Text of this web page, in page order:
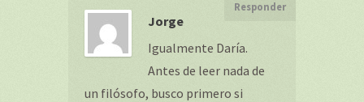
Jorge
Responder
Igualmente Daría.
Antes de leer nada de
un filósofo, busco primero si